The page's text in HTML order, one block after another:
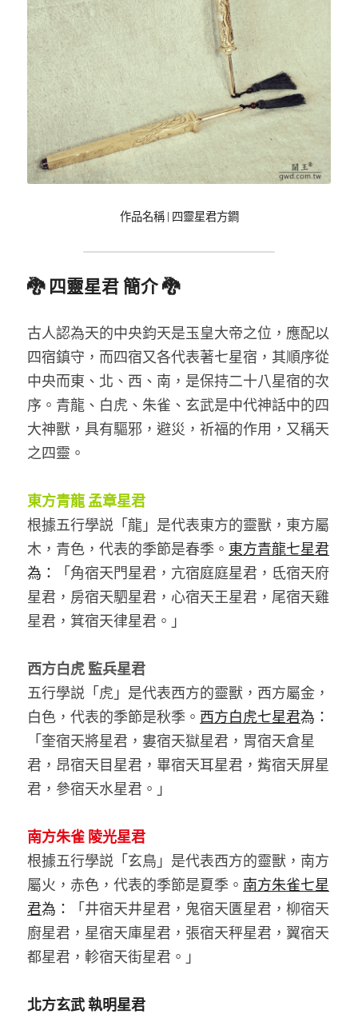
作品名稱 | 四靈星君方鐧
🐉 四靈星君 簡介 🐉
古人認為天的中央鈞天是玉皇大帝之位，應配以
四宿鎮守，而四宿又各代表著七星宿，其順序從
中央而東、北、西、南，是保持二十八星宿的次
序。青龍、白虎、朱雀、玄武是中代神話中的四
大神獸，具有驅邪，避災，祈福的作用，又稱天
之四靈。
東方青龍 孟章星君
根據五行學説「龍」是代表東方的靈獸，東方屬
木，青色，代表的季節是春季。 東方青龍七星君
為：
「角宿天門星君，亢宿庭庭星君，氐宿天府
星君，房宿天駟星君，心宿天王星君，尾宿天雞
星君，箕宿天律星君。」
西方白虎 監兵星君
五行學説「虎」是代表西方的靈獸，西方屬金，
白色，代表的季節是秋季。 西方白虎七星君為：
「奎宿天將星君，婁宿天獄星君，胃宿天倉星
君，昂宿天目星君，畢宿天耳星君，觜宿天屏星
君，參宿天水星君。」
南方朱雀 陵光星君
根據五行學説「玄鳥」是代表西方的靈獸，南方
屬火，赤色，代表的季節是夏季。 南方朱雀七星
君為：
「井宿天井星君，鬼宿天匱星君，柳宿天
廚星君，星宿天庫星君，張宿天秤星君，翼宿天
都星君，軫宿天街星君。」
北方玄武 執明星君